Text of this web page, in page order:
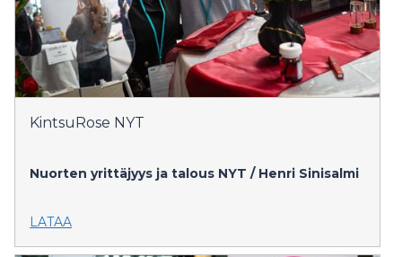
KintsuRose NYT
Nuorten yrittäjyys ja talous NYT / Henri Sinisalmi
LATAA